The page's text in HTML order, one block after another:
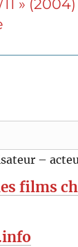
»
–
films